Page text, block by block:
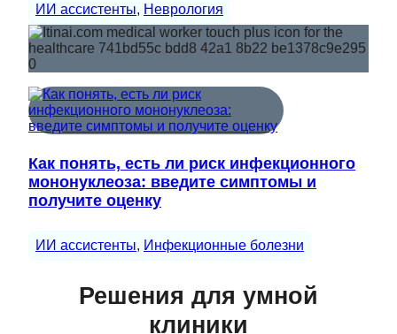
ИИ ассистенты, Неврология
Как понять, есть ли риск инфекционного
мононуклеоза: введите симптомы и
получите оценку
ИИ ассистенты, Инфекционные болезни
Решения для умной
клиники